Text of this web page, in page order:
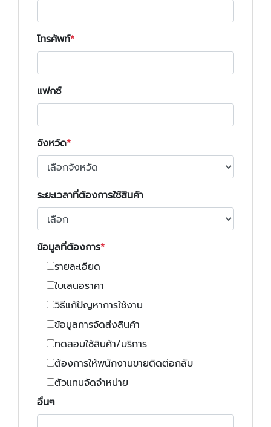
โทรศัพท์
แฟกซ์
จังหวัด
ระยะเวลาที่ต้องการใช้สินค้า
ข้อมูลที่ต้องการ
รายละเอียด
ใบเสนอราคา
วิธีแก้ปัญหาการใช้งาน
ข้อมูลการจัดส่งสินค้า
ทดสอบใช้สินค้า/บริการ
ต้องการให้พนักงานขายติดต่อกลับ
ตัวแทนจัดจำหน่าย
อื่นๆ